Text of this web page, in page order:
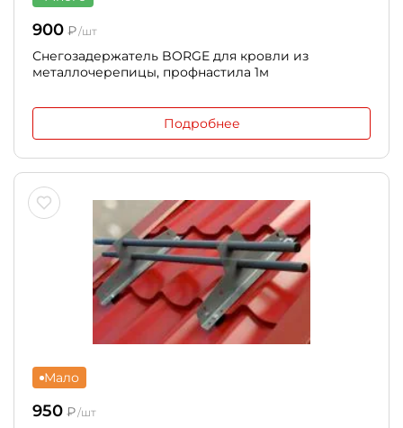
900 ₽/шт
Снегозадержатель BORGE для кровли из
металлочерепицы, профнастила 1м
Подробнее
Мало
950 ₽/шт